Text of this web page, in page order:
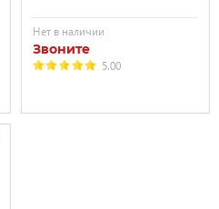
Нет в наличии
Звоните
5.00